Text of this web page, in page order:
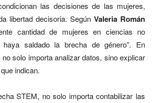
las decisiones de las mujeres,
libertad decisoria. Según Valeria Román
cantidad de mujeres en ciencias no
saldado la brecha de género”. En
solo importa analizar datos, sino explicar
indican.
STEM, no solo importa contabilizar las